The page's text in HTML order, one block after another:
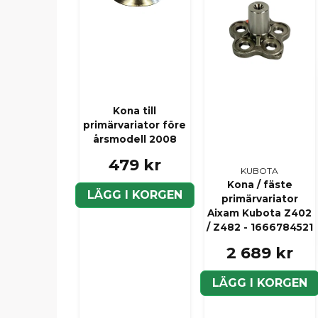
Kona till
primärvariator före
årsmodell 2008
479 kr
LÄGG I KORGEN
KUBOTA
Kona / fäste
primärvariator
Aixam Kubota Z402
/ Z482 - 1666784521
2 689 kr
LÄGG I KORGEN